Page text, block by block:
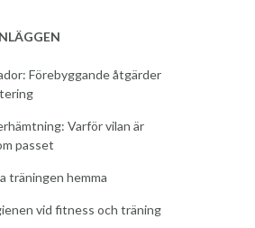
Förebyggande åtgärder
Varför vilan är
passet
träningen hemma
vid fitness och träning